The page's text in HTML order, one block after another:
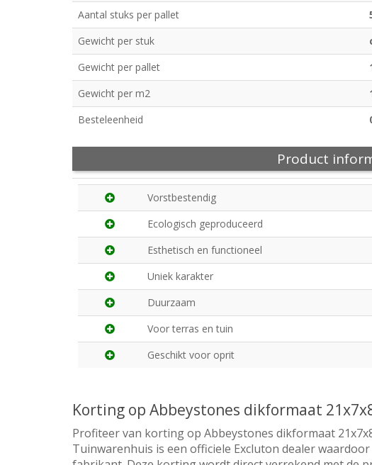
Aantal stuks per pallet
Gewicht per stuk
Gewicht per pallet
Gewicht per m2
Besteleenheid
Product
Vorstbestendig
Ecologisch geproduceerd
Esthetisch en functioneel
Uniek karakter
Duurzaam
Voor terras en tuin
Geschikt voor oprit
Korting op Abbeystones dikformaat
Profiteer van korting op Abbeystones dikformaat
Tuinwarenhuis is een officiele Excluton dealer